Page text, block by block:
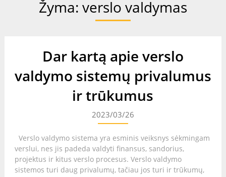
Žyma: verslo valdymas
Dar kartą apie verslo
valdymo sistemų privalumus
ir trūkumus
2023/03/26
Verslo valdymo sistema yra esminis veiksnys sėkmingam
verslui, nes jis padeda valdyti finansus, sandorius,
projektus ir kitus verslo procesus. Verslo valdymo
sistemos turi daug privalumų, tačiau jos turi ir trūkumų,